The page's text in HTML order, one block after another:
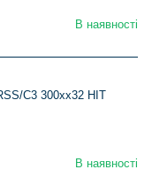
В наявності
C3 300xx32 HIT
В наявності